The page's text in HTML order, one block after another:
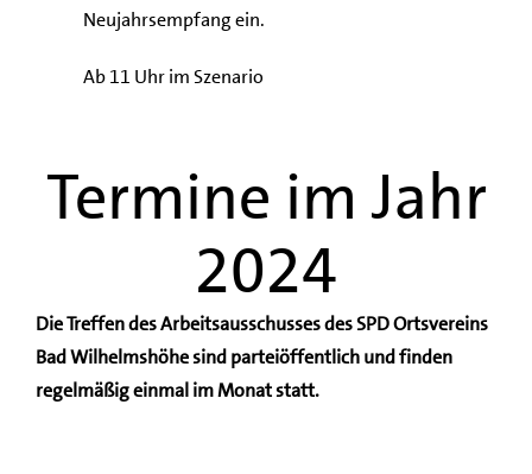
Neujahrsempfang ein.
Ab 11 Uhr im Szenario
Termine im Jahr
2024
Die Treffen des Arbeitsausschusses des SPD Ortsvereins
Bad Wilhelmshöhe sind parteiöffentlich und finden
regelmäßig einmal im Monat statt.